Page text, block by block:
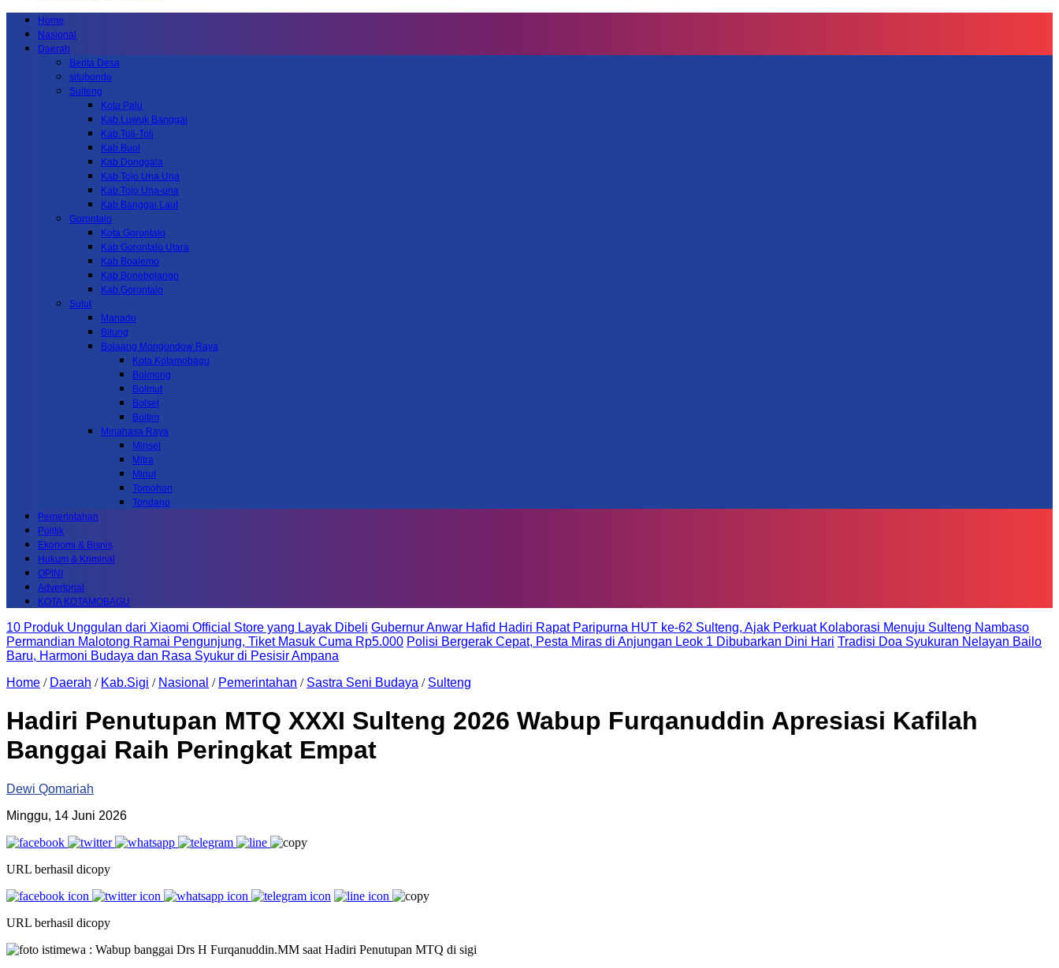
Home
Nasional
Daerah
Berita Desa
situbondo
Sulteng
Kota Palu
Kab.Luwuk Banggai
Kab.Toli-Toli
Kab.Buol
Kab.Donggala
Kab Tojo Una Una
Kab.Tojo Una-una
Kab.Banggai Laut
Gorontalo
Kota Gorontalo
Kab Gorontalo Utara
Kab Boalemo
Kab.Bonebolango
Kab.Gorontalo
Sulut
Manado
Bitung
Bolaang Mongondow Raya
Kota Kotamobagu
Bolmong
Bolmut
Bolsel
Boltim
Minahasa Raya
Minsel
Mitra
Minut
Tomohon
Tondano
Pemerintahan
Politik
Ekonomi & Bisnis
Hukum & Kriminal
OPINI
Advertorial
KOTA KOTAMOBAGU
10 Produk Unggulan dari Xiaomi Official Store yang Layak Dibeli Gubernur Anwar Hafid Hadiri Rapat Paripurna HUT ke-62 Sulteng, Ajak Perkuat Kolaborasi Menuju Sulteng Nambaso
Permandian Malotong Ramai Pengunjung, Tiket Masuk Cuma Rp5.000 Polisi Bergerak Cepat, Pesta Miras di Anjungan Leok 1 Dibubarkan Dini Hari Tradisi Doa Syukuran Nelayan Bailo
Baru, Harmoni Budaya dan Rasa Syukur di Pesisir Ampana
Home / Daerah / Kab.Sigi / Nasional / Pemerintahan / Sastra Seni Budaya / Sulteng
Hadiri Penutupan MTQ XXXI Sulteng 2026 Wabup Furqanuddin Apresiasi Kafilah
Banggai Raih Peringkat Empat
Dewi Qomariah
Minggu, 14 Juni 2026
URL berhasil dicopy
URL berhasil dicopy